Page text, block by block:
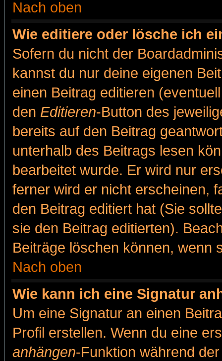
Nach oben
Wie editiere oder lösche ich
Sofern du nicht der
kannst du nur deine eigenen
einen Beitrag editieren
den Editieren-Button des
bereits auf den Beitrag
unterhalb des Beitrags lesen
bearbeitet wurde. Er wird nur
ferner wird er nicht erscheinen,
den Beitrag editiert hat (Sie
sie den Beitrag editierten).
Beiträge löschen können, wenn
Nach oben
Wie kann ich eine Signatur
Um eine Signatur an einen
Profil erstellen. Wenn du eine
anhängen-Funktion während